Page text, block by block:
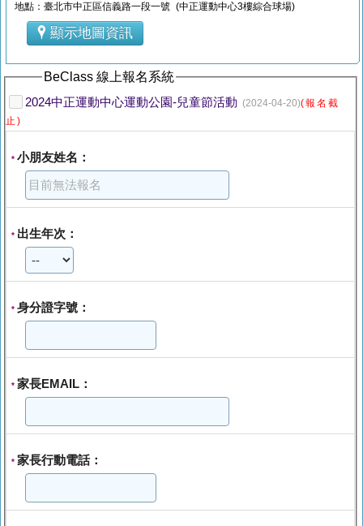
地點：臺北市中正區信義路一段一號 (中正運動中心3樓綜合球場)
顯示地圖資訊
BeClass 線上報名系統
2024中正運動中心運動公園-兒童節活動 (2024-04-20)(報名截
止)
* 小朋友姓名：
* 出生年次：
* 身分證字號：
* 家長EMAIL：
* 家長行動電話：